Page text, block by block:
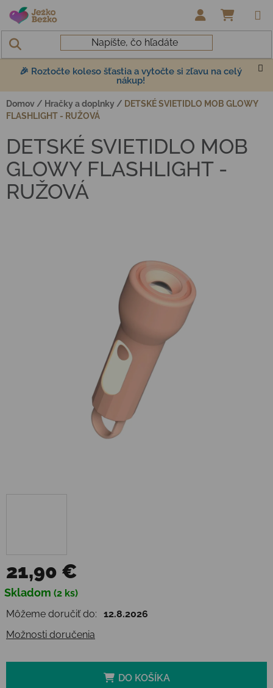
Prejsť na obsah
🎉 Roztočte koleso šťastia a vytočte si zľavu na celý
nákup!
Domov / Hračky a doplnky / DETSKÉ SVIETIDLO MOB GLOWY
FLASHLIGHT - RUŽOVÁ
21,90 €
Jednotková cena:
Skladom (2 ks)
Môžeme doručiť do:
12.8.2026
Možnosti doručenia
DO KOŠÍKA
DETSKÉ SVIETIDLO MOB
GLOWY FLASHLIGHT -
RUŽOVÁ